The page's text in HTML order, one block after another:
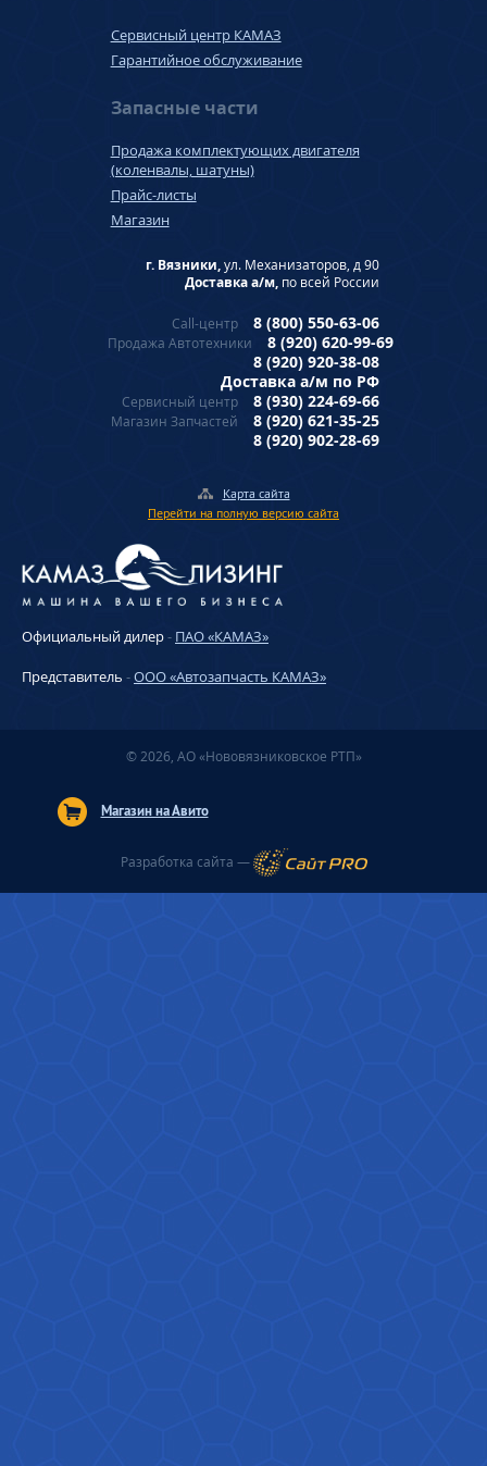
Сервисный центр КАМАЗ
Гарантийное обслуживание
Запасные части
Продажа комплектующих двигателя
(коленвалы, шатуны)
Прайс-листы
Магазин
г. Вязники,ул. Механизаторов, д 90
Доставка а/м, по всей России
Call-центр 8 (800) 550-63-06
Продажа Автотехники
8 (920) 620-99-69
8 (920) 920-38-08
Доставка а/м по РФ
Сервисный центр 8 (930) 224-69-66
Магазин Запчастей
8 (920) 621-35-25
8 (920) 902-28-69
Карта сайта
Перейти на полную версию сайта
Официальный дилер- ПАО «КАМАЗ»
Представитель -ООО «Автозапчасть КАМАЗ»
© 2026, АО «Нововязниковское РТП»
Магазин на Авито
Разработка сайта —